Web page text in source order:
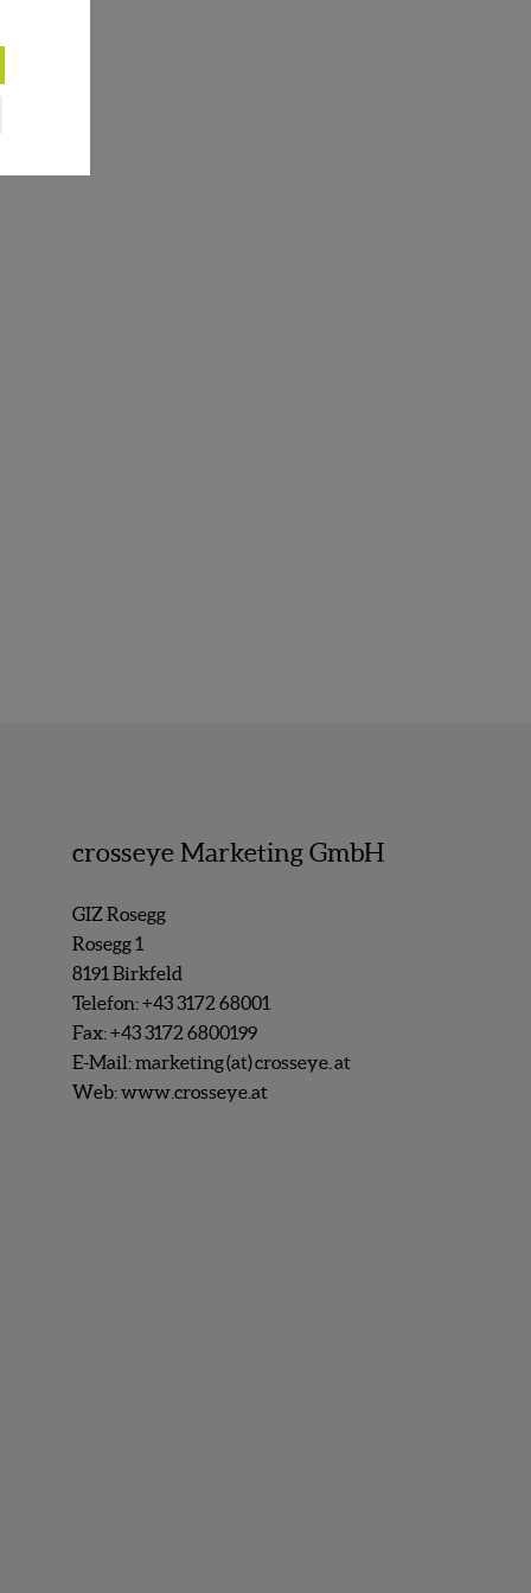
crosseye Marketing GmbH
GIZ Rosegg
Rosegg 1
8191 Birkfeld
Telefon:+43 3172 68001
Fax: +43 3172 6800199
E-Mail:marketing (at) crosseye. at
Web:www.crosseye.at